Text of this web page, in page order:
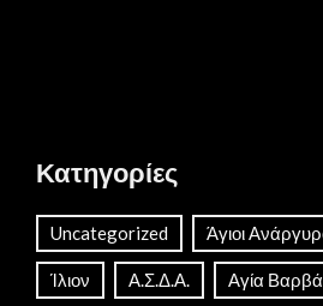
Κατηγορίες
Uncategorized Άγιοι
Ίλιον Α.Σ.Δ.Α. Αγία